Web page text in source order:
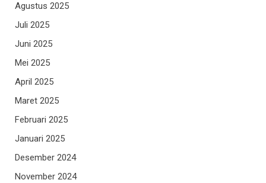
Agustus 2025
Juli 2025
Juni 2025
Mei 2025
April 2025
Maret 2025
Februari 2025
Januari 2025
Desember 2024
November 2024